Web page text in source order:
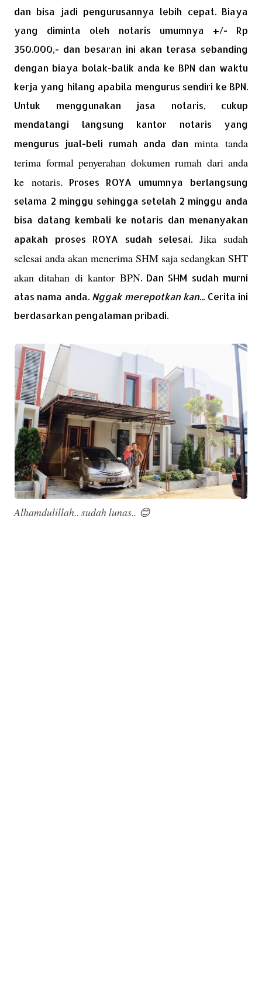
dan bisa jadi pengurusannya lebih cepat. Biaya
yang diminta oleh notaris umumnya +/- Rp
350.000,- dan besaran ini akan terasa sebanding
dengan biaya bolak-balik anda ke BPN dan waktu
kerja yang hilang apabila mengurus sendiri ke BPN.
Untuk menggunakan jasa notaris, cukup
mendatangi langsung kantor notaris yang
mengurus jual-beli rumah anda danminta tanda
terima formal penyerahan dokumen rumah dari anda
ke notaris. Proses ROYA umumnya berlangsung
selama 2 minggu sehingga setelah 2 minggu anda
bisa datang kembali ke notaris dan menanyakan
apakah proses ROYA sudah selesai. Jika sudah
selesai anda akan menerima SHM saja sedangkan SHT
akan ditahan di kantor BPN. Dan SHM sudah murni
atas nama anda. Nggak merepotkan kan... Cerita ini
berdasarkan pengalaman pribadi.
Alhamdulillah.. sudah lunas.. 😊